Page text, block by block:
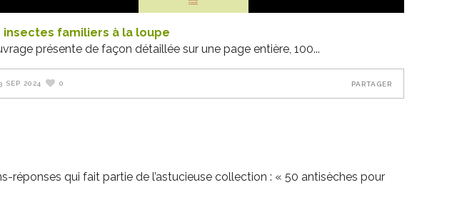
insectes familiers à la loupe
présente de façon détaillée sur une page entière, 100
SEP 2024 0 PARTAGER
réponses qui fait partie de l’astucieuse collection : « 50 antisèches pour